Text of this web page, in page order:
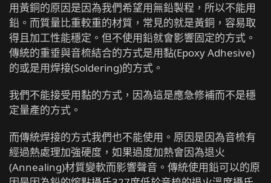
用黃銅的原因是因為我們希望用無鉛製程，所以不能用
鉛。而質量比重較重的材質，常見的就是黃銅，容易取
得且加工性能穩定。但不使用鉛就會影響固定的方式。
傳統的重垂與音梳結合的方式是用黏(Epoxy Adhesive)
的或是用焊接(Soldering)的方式。
我們不能接受用黏的方式，因為這是應急修補而不是穩
定量產的方式。
而傳統焊接的方式我們也不能使用。原因是因為音梳有
經過熱處理加強硬度，如果過度加熱會因為退火
(Annealing)材質變軟而影響聲音。傳統使用鉛可以的原